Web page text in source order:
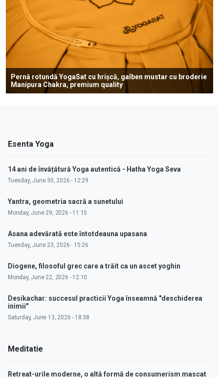
Pernă rotundă YogaSat cu hrișcă, galben mustar cu broderie
Manipura Chakra, premium quality
Esenta Yoga
14 ani de învățătură Yoga autentică - Hatha Yoga Seva
Tuesday, June 30, 2026 - 12:29
Yantra, geometria sacră a sunetului
Monday, June 29, 2026 - 11:15
Asana adevărată este întotdeauna upasana
Tuesday, June 23, 2026 - 15:26
Diogene, filosoful grec care a trăit ca un ascet yoghin
Monday, June 22, 2026 - 12:10
Desikachar: succesul practicii Yoga înseamnă "deschiderea
inimii"
Saturday, June 13, 2026 - 18:38
Meditatie
Retreat-urile moderne, o altă formă de consumerism mascat